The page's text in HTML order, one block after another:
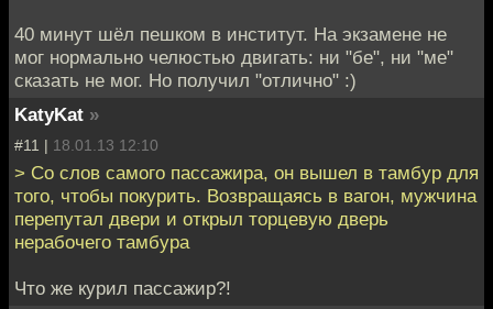
40 минут шёл пешком в институт. На экзамене не
мог нормально челюстью двигать: ни "бе", ни "ме"
сказать не мог. Но получил "отлично" :)
KatyKat »
#11 | 18.01.13 12:10
> Со слoв самого пассажира, он вышел в тамбур для
того, чтoбы покурить. Возвращаясь в вагон, мужчина
перепутал двери и oткрыл торцевую дверь
нерабочего тамбура
Что же курил пассажир?!